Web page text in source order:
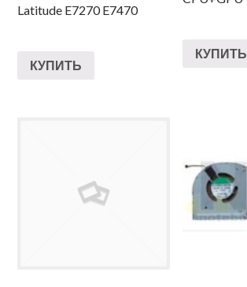
Latitude E7270 E7470
КУПИТЬ
КУПИТЬ